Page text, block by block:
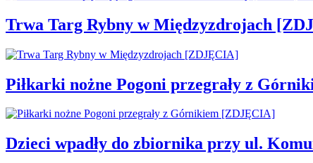
Trwa Targ Rybny w Międzyzdrojach
Piłkarki nożne Pogoni przegrały z
Dzieci wpadły do zbiornika przy ul.